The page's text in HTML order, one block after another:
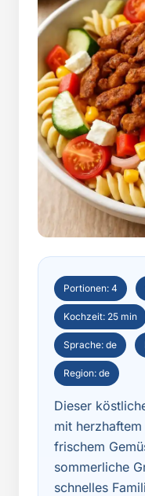
Portionen: 4
Kochzeit: 25 min
Sprache: de
Region: de
Dieser
mit
frischem
sommerliche
schnelles